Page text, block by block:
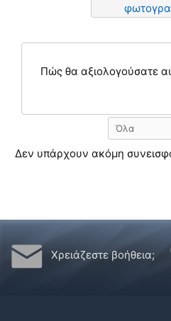
Πώς θα αξιολογούσατε
Δεν υπάρχουν ακόμη
Χρειάζεστε βοήθεια;